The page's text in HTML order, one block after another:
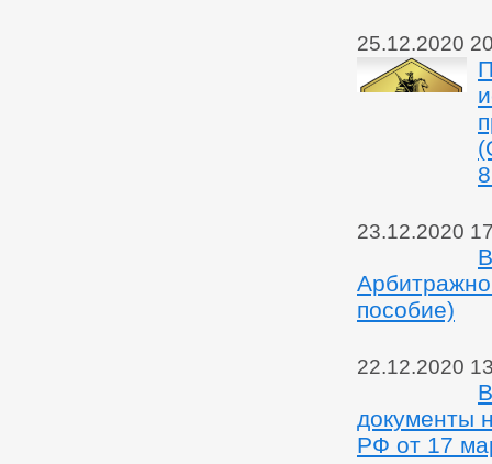
25.12.2020
23.12.2020
пособие)
22.12.2020
документы
РФ от 17